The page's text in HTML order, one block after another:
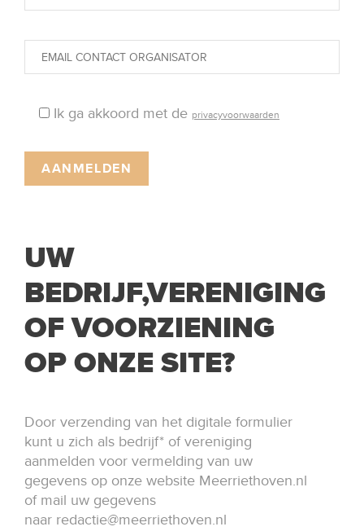
Ik ga akkoord met de privacyvoorwaarden
UW
BEDRIJF,VERENIGING
OF VOORZIENING
OP ONZE SITE?
Door verzending van het digitale formulier
kunt u zich als bedrijf* of vereniging
aanmelden voor vermelding van uw
gegevens op onze website Meerriethoven.nl
of mail uw gegevens
naar redactie@meerriethoven.nl